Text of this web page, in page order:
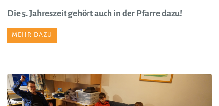
Die 5. Jahreszeit gehört auch in der Pfarre dazu!
MEHR DAZU